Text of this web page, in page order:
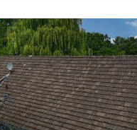
IST
PLATZ
FÜR
ALLE
IM
ZWEIFAMILIENHAUS
IM
NEUSSER